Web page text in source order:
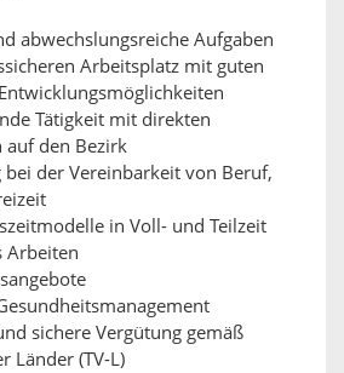
abwechslungsreiche Aufgaben
Arbeitsplatz mit guten
Tätigkeit mit direkten
auf den Bezirk
bei der Vereinbarkeit von Beruf,
in Voll- und Teilzeit
Arbeiten
sichere Vergütung gemäß
Länder (TV-L)